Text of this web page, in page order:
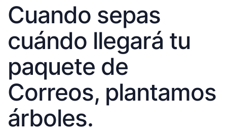
Cuando sepas
cuándo llegará tu
paquete de
Correos, plantamos
árboles.